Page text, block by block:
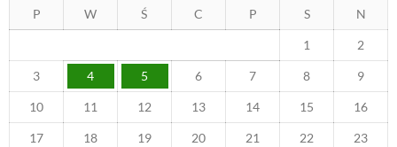
P W Ś C P S N
1 2
3 4 5 6 7 8 9
10 11 12 13 14 15 16
17 18 19 20 21 22 23